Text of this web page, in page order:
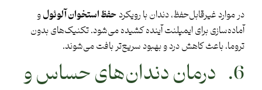
در موارد غیرقابل‌حفظ، دندان با رویکردحفظ استخوان آلوئولو
آماده‌سازی برای ایمپلنت آینده کشیده می‌شود. تکنیک‌های بدون
تروما، باعث کاهش درد و بهبود سریع‌تر بافت می‌شوند.
6. درمان دندان‌های حساس و